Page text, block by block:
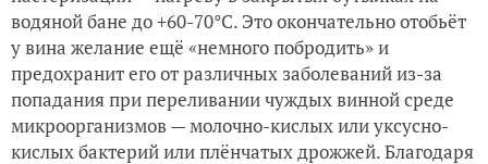
водяной бане до +60-70°C. Это окончательно отобьёт
у вина желание ещё «немного побродить» и
предохранит его от различных заболеваний из-за
попадания при переливании чуждых винной среде
микроорганизмов — молочно-кислых или уксусно-
кислых бактерий или плёнчатых дрожжей. Благодаря